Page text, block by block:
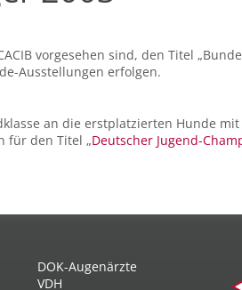
vorgesehen sind, den Titel
Ausstellungen erfolgen.
an die erstplatzierten Hunde
für den Titel „Deutscher Jugend-
DOK-Augenärzte
VDH